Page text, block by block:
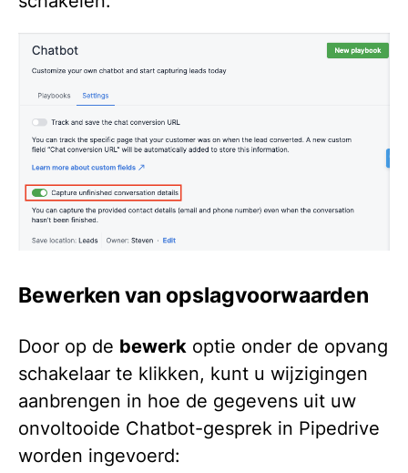
Bewerken van opslagvoorwaarden
Door op de bewerk optie onder de opvang
schakelaar te klikken, kunt u wijzigingen
aanbrengen in hoe de gegevens uit uw
onvoltooide Chatbot-gesprek in Pipedrive
worden ingevoerd: